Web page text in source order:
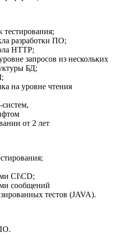
тестирования;
разработки ПО;
HTTP;
запросов из нескольких
БД;
на уровне чтения
от 2 лет
CI\CD;
сообщений
тестов (JAVA).